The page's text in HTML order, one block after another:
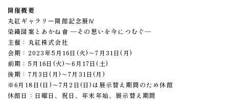
開催概要
丸紅ギャラリー開館記念展Ⅳ
染織図案とあかね會 ―その思いを今につむぐ―
主催：丸紅株式会社
会期：2023年5月16日(火)～7月31日(月)
前期：5月16日(火)～6月17日(土)
後期：7月3日(月)～7月31日(月)
※6月18日(日)～7月2日(日)は展示替え期間のため休館
休館日：日曜日、祝日、年末年始、展示替え期間